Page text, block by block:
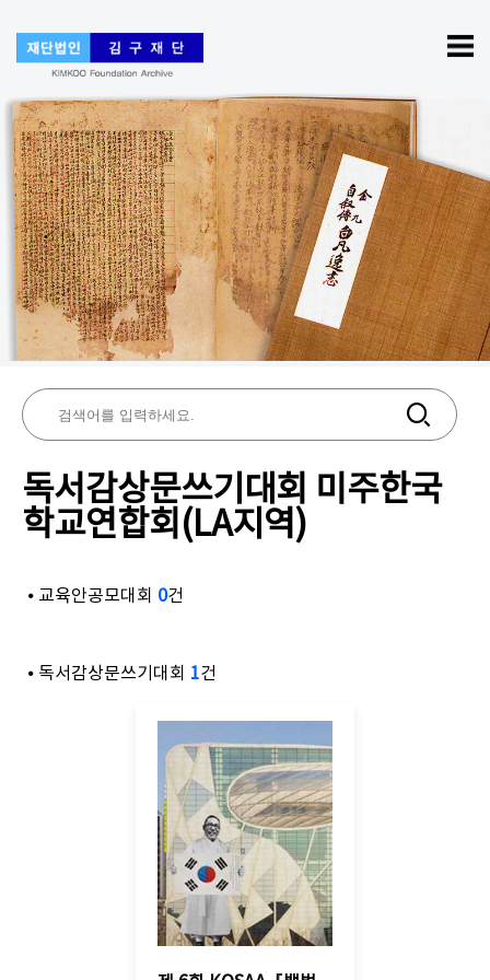
독서감상문쓰기대회 미주한국
학교연합회(LA지역)
⦁ 교육안공모대회 0건
⦁ 독서감상문쓰기대회 1건